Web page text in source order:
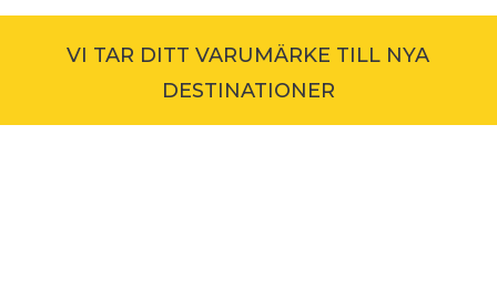
VI TAR DITT VARUMÄRKE TILL NYA
DESTINATIONER